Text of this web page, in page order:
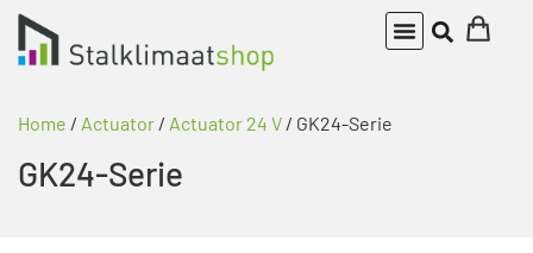
Home / Actuator / Actuator 24 V / GK24-Serie
GK24-Serie